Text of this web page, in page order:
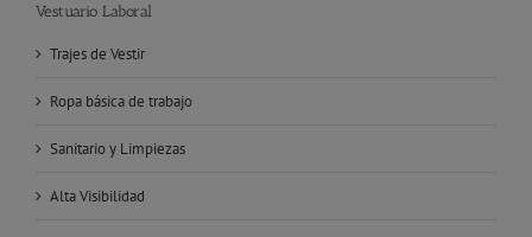
Vestuario Laboral
Trajes de Vestir
Ropa básica de trabajo
Sanitario y Limpiezas
Alta Visibilidad